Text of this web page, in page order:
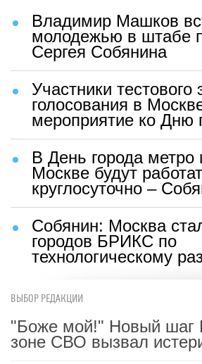
Владимир Машков
молодежью в штабе
Сергея Собянина
Участники тестового
голосования в
мероприятие ко Дню
В День города
Москве будут
круглосуточно –
Собянин: Москва
городов БРИКС по
технологическому
ВЫБОР РЕДАКЦИИ
"Боже мой!" Новый шаг
зоне СВО вызвал